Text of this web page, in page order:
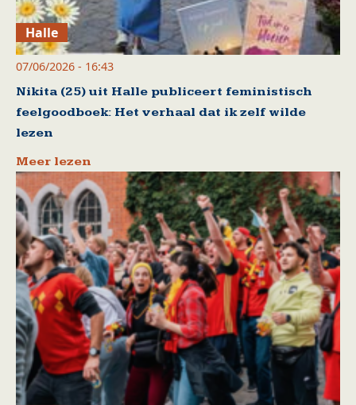
Halle
07/06/2026 - 16:43
Nikita (25) uit Halle publiceert feministisch
feelgoodboek: Het verhaal dat ik zelf wilde
lezen
Meer lezen